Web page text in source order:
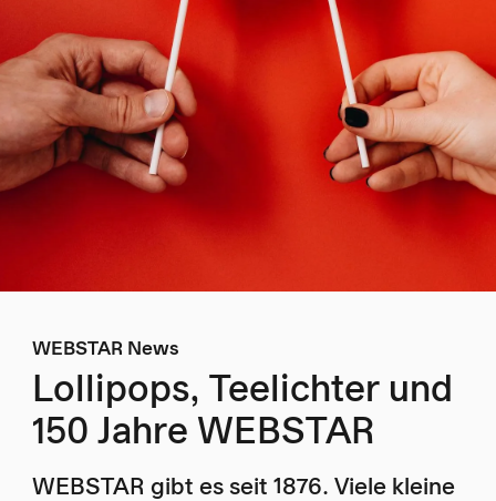
WEBSTAR News
Lollipops, Teelichter und
150 Jahre WEBSTAR
WEBSTAR gibt es seit 1876. Viele kleine